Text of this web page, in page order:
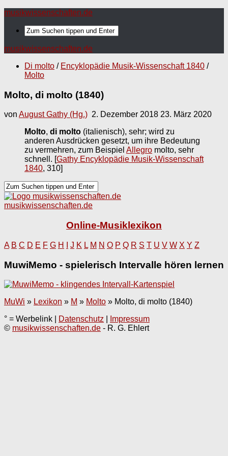
musikwissenschaften.de
musikwissenschaften.de
Di molto / Encyklopädie Musik-Wissenschaft 1840 /
Molto
Molto, di molto (1840)
von August Gathy (Hg.) 2. Dezember 2018 23. März 2020
Molto, di molto (italienisch), sehr; wird zu
anderen Ausdrücken gesetzt, um ihre Bedeutung
zu vermehren, zum Beispiel Allegro molto, sehr
schnell. [Gathy Encyklopädie Musik-Wissenschaft
1840, 310]
musikwissenschaften.de
Online-Musiklexikon
A B C D E F G H J K L M N O P Q R S T U V W X Y Z
MuwiMemo - spielerisch Intervalle hören lernen
MuWi » Lexikon » M » Molto » Molto, di molto (1840)
° = Werbelink |
Datenschutz
Impressum
© musikwissenschaften.de - R. G. Ehlert